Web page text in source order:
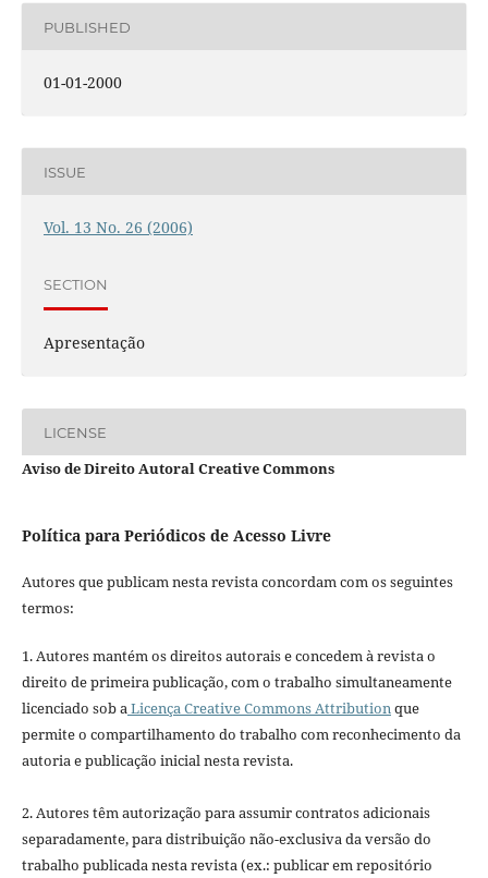
PUBLISHED
01-01-2000
ISSUE
Vol. 13 No. 26 (2006)
SECTION
Apresentação
LICENSE
Aviso de Direito Autoral Creative Commons
Política para Periódicos de Acesso Livre
Autores que publicam nesta revista concordam com os seguintes
termos:
1. Autores mantém os direitos autorais e concedem à revista o
direito de primeira publicação, com o trabalho simultaneamente
licenciado sob aLicença Creative Commons Attributionque
permite o compartilhamento do trabalho com reconhecimento da
autoria e publicação inicial nesta revista.
2. Autores têm autorização para assumir contratos adicionais
separadamente, para distribuição não-exclusiva da versão do
trabalho publicada nesta revista (ex.: publicar em repositório